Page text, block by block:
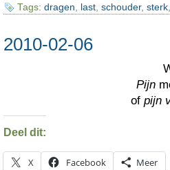
Tags: dragen last, schouder, sterk
2010-02-06
Pijn
of pijn
Deel dit:
X Facebook Meer